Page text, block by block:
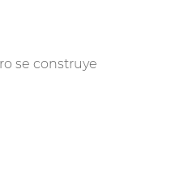
se construye